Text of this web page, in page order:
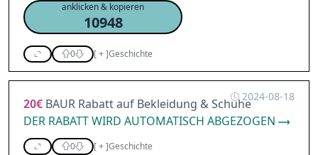
anklicken & kopieren
10948
0 [+]Geschichte
2024-08-18
20€ BAUR Rabatt auf Bekleidung & Schuhe
DER RABATT WIRD AUTOMATISCH ABGEZOGEN
0 [+]Geschichte